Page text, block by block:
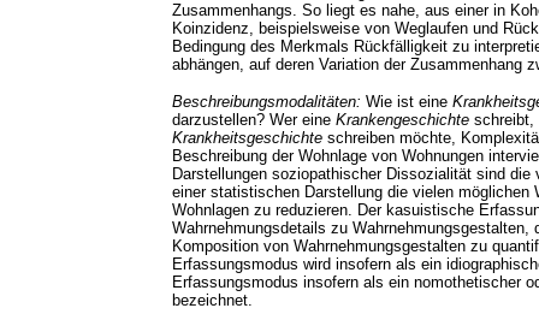
Zusammenhangs. So liegt es nahe, aus einer in
Koinzidenz, beispielsweise von Weglaufen und
Bedingung des Merkmals Rückfälligkeit zu
abhängen, auf deren Variation der Zusammenhang
Beschreibungsmodalitäten: Wie ist eine
darzustellen? Wer eine Krankengeschichte schreibt,
Krankheitsgeschichte schreiben möchte,
Beschreibung der Wohnlage von Wohnungen
Darstellungen soziopathischer Dissozialität sind
einer statistischen Darstellung die vielen möglichen
Wohnlagen zu reduzieren. Der kasuistische
Wahrnehmungsdetails zu
Komposition von Wahrnehmungsgestalten zu
Erfassungsmodus wird insofern als ein
Erfassungsmodus insofern als ein nomothetischer
bezeichnet.